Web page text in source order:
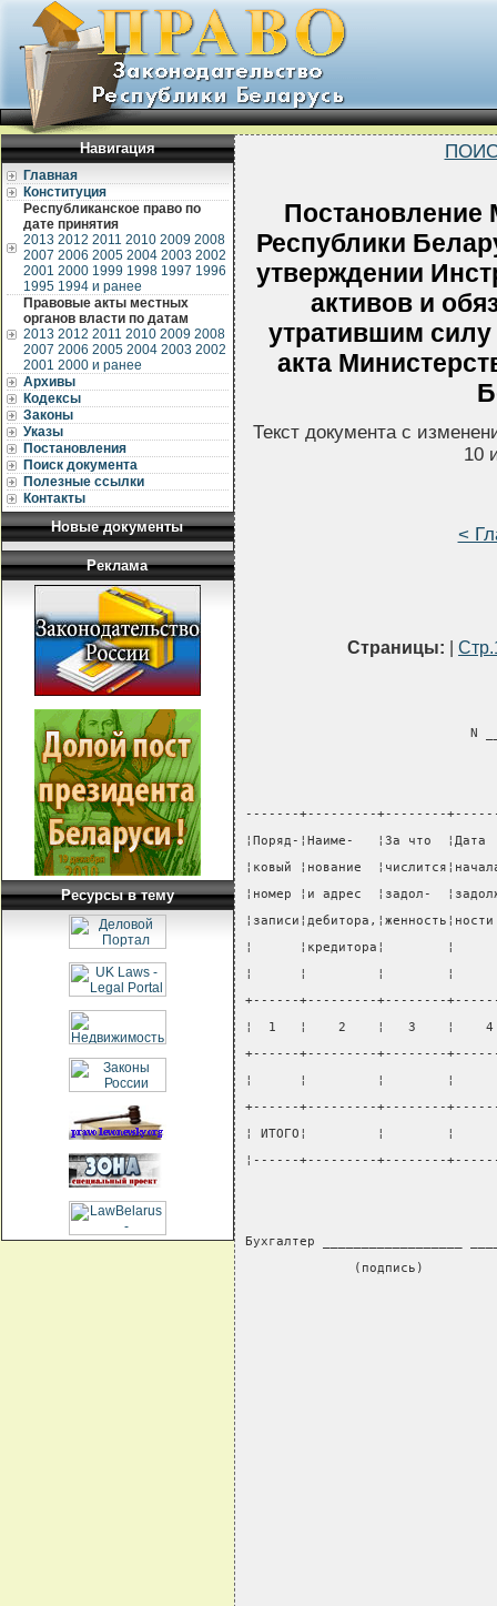
Навигация
Главная
Конституция
Республиканское право по
дате принятия
2013 2012 2011 2010 2009 2008
2007 2006 2005 2004 2003 2002
2001 2000 1999 1998 1997 1996
1995 1994 и ранее
Правовые акты местных
органов власти по датам
2013 2012 2011 2010 2009 2008
2007 2006 2005 2004 2003 2002
2001 2000 и ранее
Архивы
Кодексы
Законы
Указы
Постановления
Поиск документа
Полезные ссылки
Контакты
Новые документы
Реклама
Ресурсы в тему
Постановление
Республики
утверждении
активов и
утратившим
акта
Текст документа с
10
<
Страницы: |
N
-------+---------+--------
¦Поряд-¦Наиме-   ¦За что
¦ковый ¦нование
¦номер ¦и адрес  ¦задол-
¦      ¦кредитора¦        ¦
¦      ¦         ¦        ¦
+------+---------+--------
¦  1   ¦    2    ¦   3    ¦
+------+---------+--------
¦      ¦         ¦        ¦
+------+---------+--------
¦ ИТОГО¦         ¦        ¦
¦------+---------+--------
Бухгалтер __________________
(подпись)